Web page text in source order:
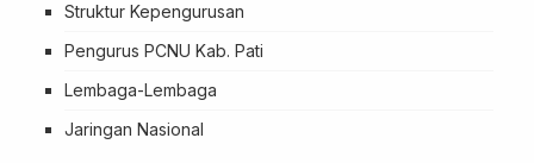
Struktur Kepengurusan
Pengurus PCNU Kab. Pati
Lembaga-Lembaga
Jaringan Nasional